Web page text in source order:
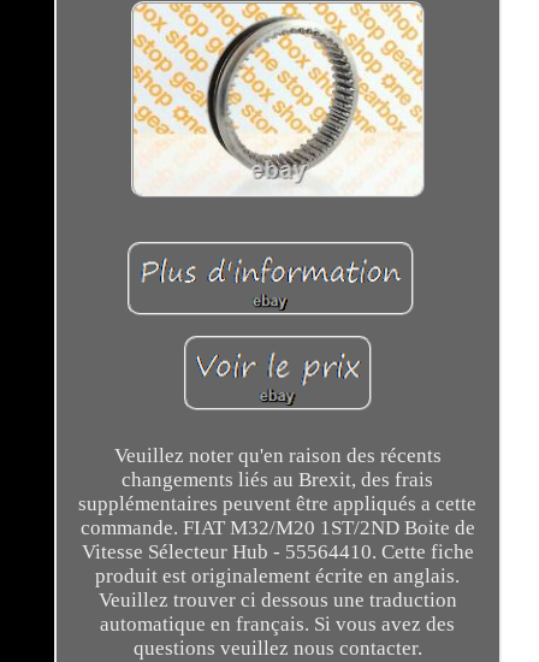
Veuillez noter qu'en raison des récents
changements liés au Brexit, des frais
supplémentaires peuvent être appliqués a cette
commande. FIAT M32/M20 1ST/2ND Boite de
Vitesse Sélecteur Hub - 55564410. Cette fiche
produit est originalement écrite en anglais.
Veuillez trouver ci dessous une traduction
automatique en français. Si vous avez des
questions veuillez nous contacter.